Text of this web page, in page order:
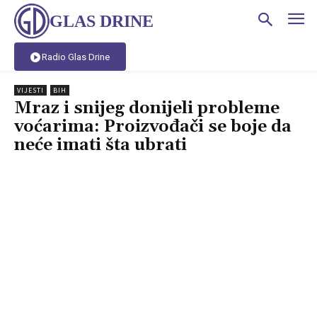
GLAS DRINE
Radio Glas Drine
VIJESTI BIH
Mraz i snijeg donijeli probleme
voćarima: Proizvođači se boje da
neće imati šta ubrati